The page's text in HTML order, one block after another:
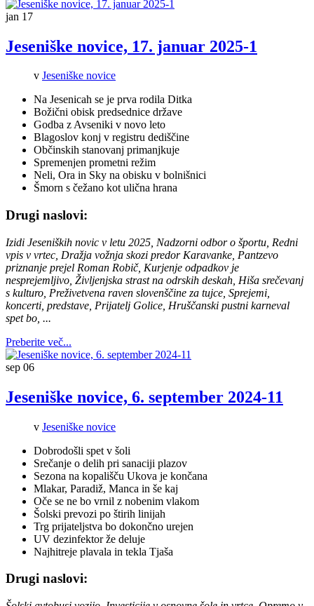
jan 17
Jeseniške novice, 17. januar 2025-1
v Jeseniške novice
Na Jesenicah se je prva rodila Ditka
Božični obisk predsednice države
Godba z Avseniki v novo leto
Blagoslov konj v registru dediščine
Občinskih stanovanj primanjkuje
Spremenjen prometni režim
Neli, Ora in Sky na obisku v bolnišnici
Šmorn s čežano kot ulična hrana
Drugi naslovi:
Izidi Jeseniških novic v letu 2025, Nadzorni odbor o športu, Redni
vpis v vrtec, Dražja vožnja skozi predor Karavanke, Pantzevo
priznanje prejel Roman Robič, Kurjenje odpadkov je
nesprejemljivo, Življenjska strast na odrskih deskah, Hiša srečevanj
s kulturo, Preživetvena raven slovenščine za tujce, Sprejemi,
koncerti, predstave, Prijatelj Golice, Hruščanski pustni karneval
spet bo, ...
Preberite več...
sep 06
Jeseniške novice, 6. september 2024-11
v Jeseniške novice
Dobrodošli spet v šoli
Srečanje o delih pri sanaciji plazov
Sezona na kopališču Ukova je končana
Mlakar, Paradiž, Manca in še kaj
Oče se ne bo vrnil z nobenim vlakom
Šolski prevozi po štirih linijah
Trg prijateljstva bo dokončno urejen
UV dezinfektor že deluje
Najhitreje plavala in tekla Tjaša
Drugi naslovi: